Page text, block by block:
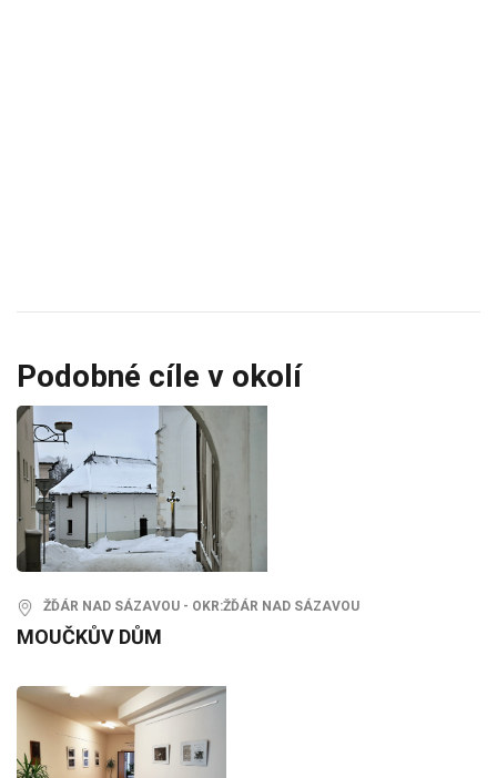
Podobné cíle v okolí
ŽĎÁR NAD SÁZAVOU - OKR:ŽĎÁR NAD SÁZAVOU
MOUČKŮV DŮM